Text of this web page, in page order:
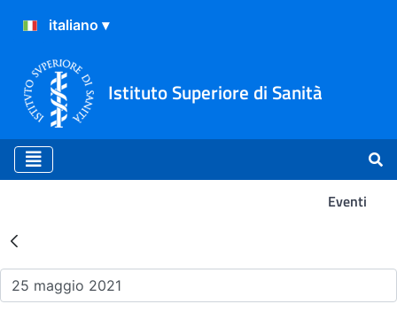
Istituto Superiore di Sanità
Eventi
Risultati della Ricerca -